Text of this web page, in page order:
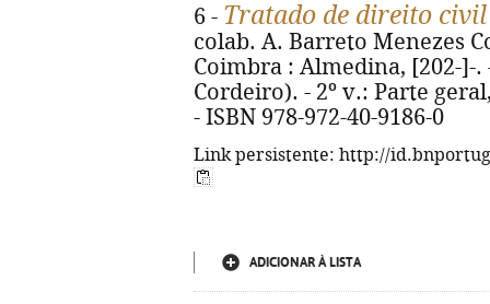
6 - Tratado de direito civil
colab. A. Barreto Menezes
Coimbra : Almedina, [202-]-.
Cordeiro). - 2º v.: Parte
- ISBN 978-972-40-9186-0
Link persistente: http://
ADICIONAR À LISTA